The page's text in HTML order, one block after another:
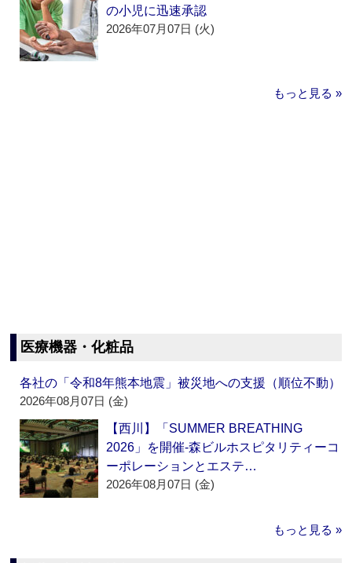
の小児に迅速承認
2026年07月07日 (火)
もっと見る »
医療機器・化粧品
各社の「令和8年熊本地震」被災地への支援（順位不動）
2026年08月07日 (金)
【西川】「SUMMER BREATHING
2026」を開催‐森ビルホスピタリティーコ
ーポレーションとエステ…
2026年08月07日 (金)
もっと見る »